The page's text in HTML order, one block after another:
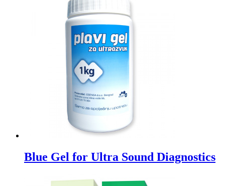
Blue Gel for Ultra Sound Diagnostics